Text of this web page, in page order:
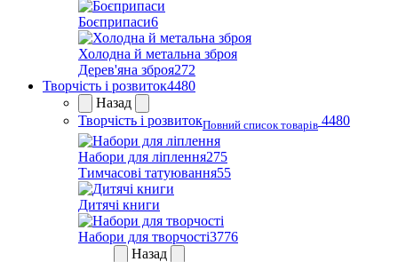
Боєприпаси6
Холодна й метальна зброя
Дерев'яна зброя272
Творчість і розвиток4480
Назад
Творчість і розвитокПовний список товарів 4480
Набори для ліплення275
Тимчасові татуювання55
Дитячі книги
Набори для творчості3776
Назад